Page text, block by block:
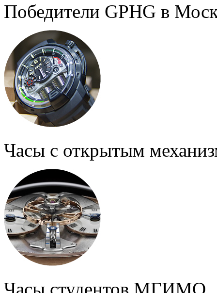
Победители GPHG в
Часы с открытым